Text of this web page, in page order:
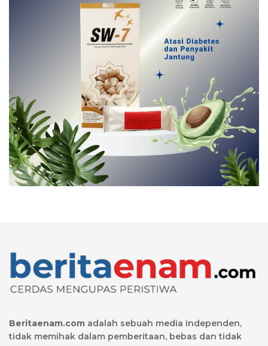
Beritaenam.com adalah sebuah media independen,
tidak memihak dalam pemberitaan, bebas dan tidak